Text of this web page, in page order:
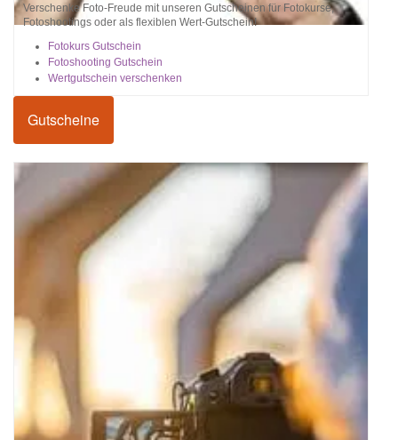
Verschenke Foto-Freude mit unseren Gutscheinen für Fotokurse,
Fotoshootings oder als flexiblen Wert-Gutschein!
Fotokurs Gutschein
Fotoshooting Gutschein
Wertgutschein verschenken
Gutscheine